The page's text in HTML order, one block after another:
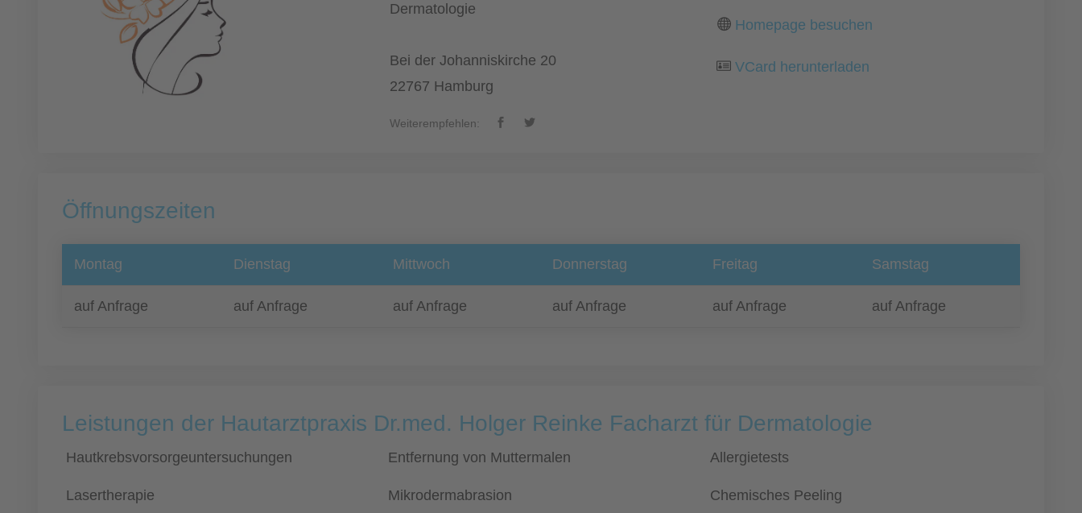
Dermatologie
Bei der Johanniskirche 20
22767 Hamburg
Weiterempfehlen:
Homepage besuchen
VCard herunterladen
Öffnungszeiten
Montag Dienstag Mittwoch Donnerstag Freitag Samstag
auf Anfrage auf Anfrage auf Anfrage auf Anfrage auf Anfrage auf Anfrage
Leistungen der Hautarztpraxis Dr.med. Holger Reinke Facharzt für Dermatologie
Hautkrebsvorsorgeuntersuchungen Entfernung von Muttermalen Allergietests
Lasertherapie Mikrodermabrasion Chemisches Peeling